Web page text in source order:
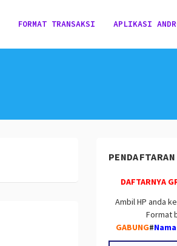
FORMAT TRANSAKSI APLIKASI
DAFTARNYA
Ambil HP anda
Format
GABUNG#